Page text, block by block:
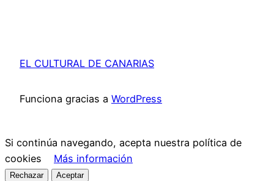
EL CULTURAL DE CANARIAS
Funciona gracias a WordPress
Si continúa navegando, acepta nuestra política de
cookies Más información
Rechazar Aceptar